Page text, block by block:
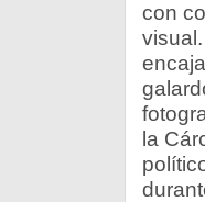
con
la